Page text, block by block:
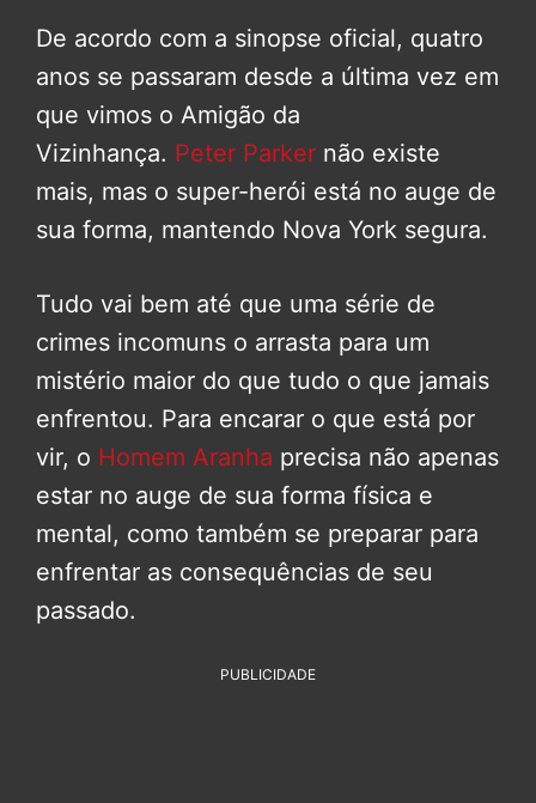
De acordo com a sinopse oficial, quatro
anos se passaram desde a última vez em
que vimos o Amigão da
Vizinhança. Peter Parker não existe
mais, mas o super-herói está no auge de
sua forma, mantendo Nova York segura.
Tudo vai bem até que uma série de
crimes incomuns o arrasta para um
mistério maior do que tudo o que jamais
enfrentou. Para encarar o que está por
vir, o Homem Aranha precisa não apenas
estar no auge de sua forma física e
mental, como também se preparar para
enfrentar as consequências de seu
passado.
PUBLICIDADE